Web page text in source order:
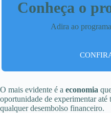
Conheça o
Adira ao
O mais evidente é a economia
oportunidade de experimentar até
qualquer desembolso financeiro.